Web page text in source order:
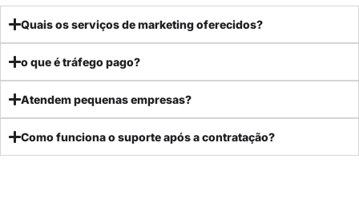
Quais os serviços de marketing oferecidos?
o que é tráfego pago?
Atendem pequenas empresas?
Como funciona o suporte após a contratação?